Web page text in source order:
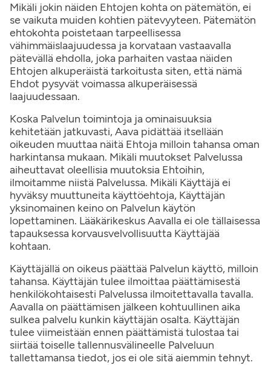
Mikäli jokin näiden Ehtojen kohta on pätemätön, ei
se vaikuta muiden kohtien pätevyyteen. Pätemätön
ehtokohta poistetaan tarpeellisessa
vähimmäislaajuudessa ja korvataan vastaavalla
pätevällä ehdolla, joka parhaiten vastaa näiden
Ehtojen alkuperäistä tarkoitusta siten, että nämä
Ehdot pysyvät voimassa alkuperäisessä
laajuudessaan.
Koska Palvelun toimintoja ja ominaisuuksia
kehitetään jatkuvasti, Aava pidättää itsellään
oikeuden muuttaa näitä Ehtoja milloin tahansa oman
harkintansa mukaan. Mikäli muutokset Palvelussa
aiheuttavat oleellisia muutoksia Ehtoihin,
ilmoitamme niistä Palvelussa. Mikäli Käyttäjä ei
hyväksy muuttuneita käyttöehtoja, Käyttäjän
yksinomainen keino on Palvelun käytön
lopettaminen. Lääkärikeskus Aavalla ei ole tällaisessa
tapauksessa korvausvelvollisuutta Käyttäjää
kohtaan.
Käyttäjällä on oikeus päättää Palvelun käyttö, milloin
tahansa. Käyttäjän tulee ilmoittaa päättämisestä
henkilökohtaisesti Palvelussa ilmoitettavalla tavalla.
Aavalla on päättämisen jälkeen kohtuullinen aika
sulkea palvelu kunkin käyttäjän osalta. Käyttäjän
tulee viimeistään ennen päättämistä tulostaa tai
siirtää toiselle tallennusvälineelle Palveluun
tallettamansa tiedot, jos ei ole sitä aiemmin tehnyt.